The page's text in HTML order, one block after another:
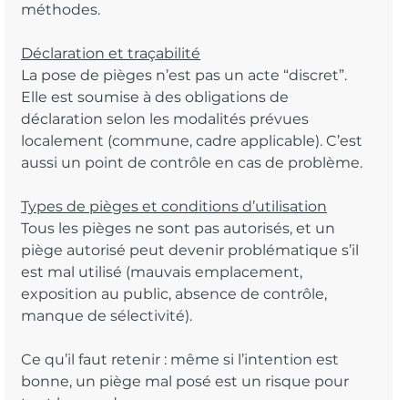
méthodes.
Déclaration et traçabilité
La pose de pièges n’est pas un acte “discret”.
Elle est soumise à des obligations de
déclaration selon les modalités prévues
localement (commune, cadre applicable). C’est
aussi un point de contrôle en cas de problème.
Types de pièges et conditions d’utilisation
Tous les pièges ne sont pas autorisés, et un
piège autorisé peut devenir problématique s’il
est mal utilisé (mauvais emplacement,
exposition au public, absence de contrôle,
manque de sélectivité).
Ce qu’il faut retenir : même si l’intention est
bonne, un piège mal posé est un risque pour